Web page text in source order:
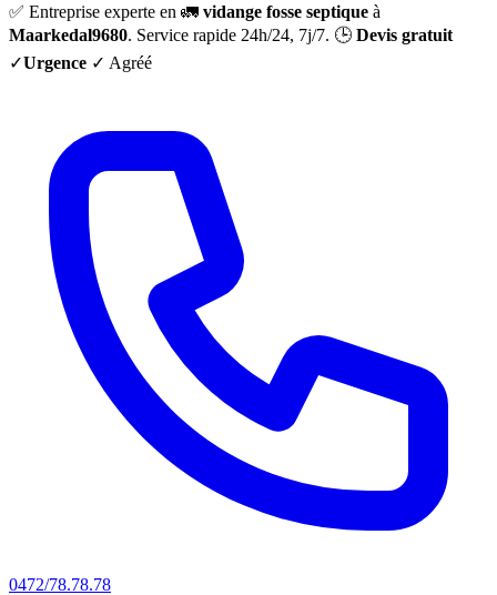
✅ Entreprise experte en 🚛 vidange fosse septique à
Maarkedal9680. Service rapide 24h/24, 7j/7. 🕒 Devis gratuit
✓Urgence ✓ Agréé
0472/78.78.78